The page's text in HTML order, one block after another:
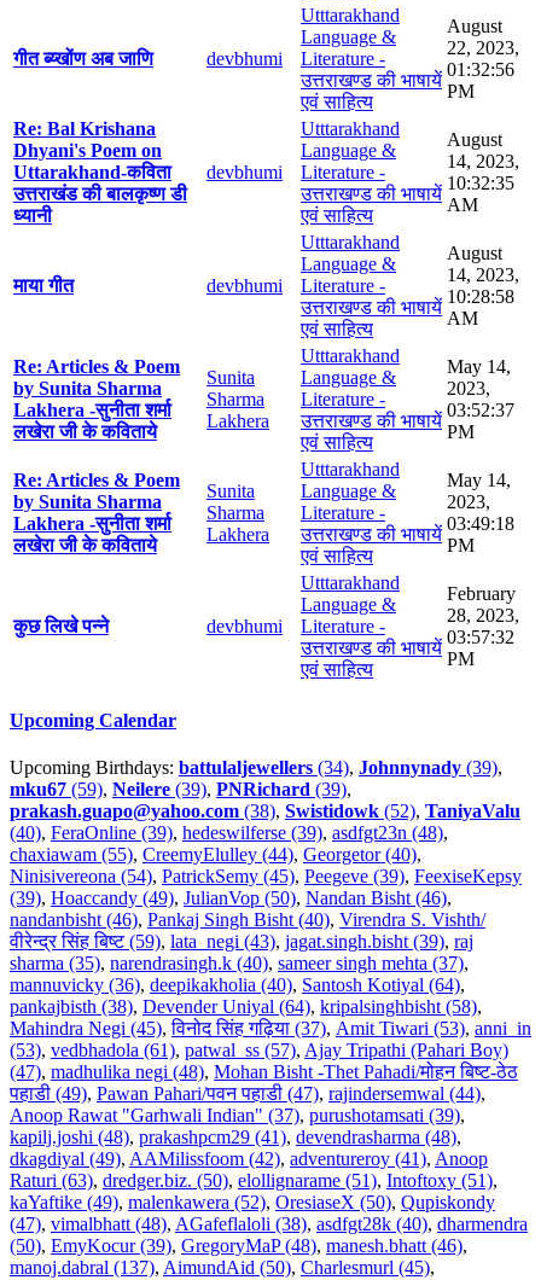
गीत ब्य्खोंण अब जाणि devbhumi
Utttarakhand
Language &
Literature -
उत्तराखण्ड की भाषायें
एवं साहित्य
August
22, 2023,
01:32:56
PM
Re: Bal Krishana
Dhyani's Poem on
Uttarakhand-कविता
उत्तराखंड की बालकृष्ण डी
ध्यानी
devbhumi
Utttarakhand
Language &
Literature -
उत्तराखण्ड की भाषायें
एवं साहित्य
August
14, 2023,
10:32:35
AM
माया गीत devbhumi
Utttarakhand
Language &
Literature -
उत्तराखण्ड की भाषायें
एवं साहित्य
August
14, 2023,
10:28:58
AM
Re: Articles & Poem
by Sunita Sharma
Lakhera -सुनीता शर्मा
लखेरा जी के कविताये
Sunita
Sharma
Lakhera
Utttarakhand
Language &
Literature -
उत्तराखण्ड की भाषायें
एवं साहित्य
May 14,
2023,
03:52:37
PM
Re: Articles & Poem
by Sunita Sharma
Lakhera -सुनीता शर्मा
लखेरा जी के कविताये
Sunita
Sharma
Lakhera
Utttarakhand
Language &
Literature -
उत्तराखण्ड की भाषायें
एवं साहित्य
May 14,
2023,
03:49:18
PM
कुछ लिखे पन्ने devbhumi
Utttarakhand
Language &
Literature -
उत्तराखण्ड की भाषायें
एवं साहित्य
February
28, 2023,
03:57:32
PM
Upcoming Calendar
Upcoming Birthdays: battulaljewellers (34), Johnnynady (39),
mku67 (59), Neilere (39), PNRichard (39),
prakash.guapo@yahoo.com (38), Swistidowk (52), TaniyaValu
(40), FeraOnline (39), hedeswilferse (39), asdfgt23n (48),
chaxiawam (55), CreemyElulley (44), Georgetor (40),
Ninisivereona (54), PatrickSemy (45), Peegeve (39), FeexiseKepsy
(39), Hoaccandy (49), JulianVop (50), Nandan Bisht (46),
nandanbisht (46), Pankaj Singh Bisht (40), Virendra S. Vishth/
वीरेन्द्र सिंह बिष्ट (59), lata_negi (43), jagat.singh.bisht (39), raj
sharma (35), narendrasingh.k (40), sameer singh mehta (37),
mannuvicky (36), deepikakholia (40), Santosh Kotiyal (64),
pankajbisth (38), Devender Uniyal (64), kripalsinghbisht (58),
Mahindra Negi (45),विनोद सिंह गढ़िया (37), Amit Tiwari (53), anni_in
(53), vedbhadola (61), patwal_ss (57), Ajay Tripathi (Pahari Boy)
(47), madhulika negi (48), Mohan Bisht -Thet Pahadi/मोहन बिष्ट-ठेठ
पहाडी (49), Pawan Pahari/पवन पहाडी (47), rajindersemwal (44),
Anoop Rawat "Garhwali Indian" (37), purushotamsati (39),
kapilj.joshi (48), prakashpcm29 (41), devendrasharma (48),
dkagdiyal (49), AAMilissfoom (42), adventureroy (41), Anoop
Raturi (63), dredger.biz. (50), elollignarame (51), Intoftoxy (51),
kaYaftike (49), malenkawera (52), OresiaseX (50), Qupiskondy
(47), vimalbhatt (48), AGafeflaloli (38), asdfgt28k (40), dharmendra
(50), EmyKocur (39), GregoryMaP (48), manesh.bhatt (46),
manoj.dabral (137), AimundAid (50), Charlesmurl (45),